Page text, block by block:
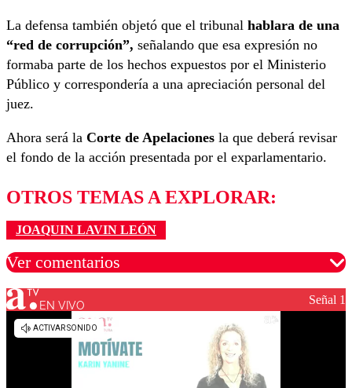
La defensa también objetó que el tribunal hablara de una
“red de corrupción”, señalando que esa expresión no
formaba parte de los hechos expuestos por el Ministerio
Público y correspondería a una apreciación personal del
juez.
Ahora será la Corte de Apelaciones la que deberá revisar
el fondo de la acción presentada por el exparlamentario.
OTROS TEMAS A EXPLORAR:
JOAQUIN LAVIN LEÓN
Ver comentarios
Los comentarios son moderados para garantizar un
diálogo respetuoso.
EN VIVO Señal 1